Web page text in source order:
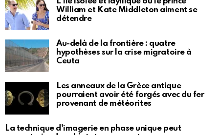
William et Kate Middleton aiment se
détendre
Au-delà de la frontière : quatre
hypothèses sur la crise migratoire à
Ceuta
Les anneaux de la Grèce antique
pourraient avoir été forgés avec du fer
provenant de météorites
La technique d'imagerie en phase unique peut